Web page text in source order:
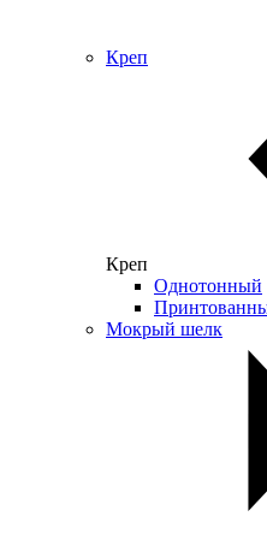
Креп
Креп
Однотонный
Мокрый шелк